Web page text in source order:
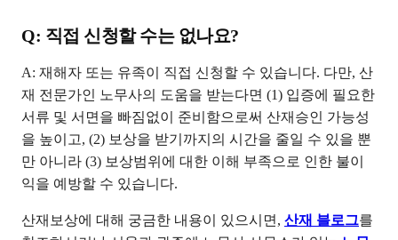
Q: 직접 신청할 수는 없나요?
A: 재해자 또는 유족이 직접 신청할 수 있습니다. 다만, 산
재 전문가인 노무사의 도움을 받는다면 (1) 입증에 필요한
서류 및 서면을 빠짐없이 준비함으로써 산재승인 가능성
을 높이고, (2) 보상을 받기까지의 시간을 줄일 수 있을 뿐
만 아니라 (3) 보상범위에 대한 이해 부족으로 인한 불이
익을 예방할 수 있습니다.
산재보상에 대해 궁금한 내용이 있으시면, 산재 블로그를